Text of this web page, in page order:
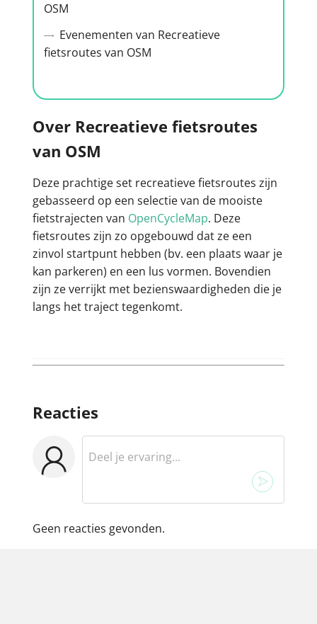
OSM
Evenementen van Recreatieve
fietsroutes van OSM
Over Recreatieve fietsroutes
van OSM
Deze prachtige set recreatieve fietsroutes zijn
gebasseerd op een selectie van de mooiste
fietstrajecten van OpenCycleMap. Deze
fietsroutes zijn zo opgebouwd dat ze een
zinvol startpunt hebben (bv. een plaats waar je
kan parkeren) en een lus vormen. Bovendien
zijn ze verrijkt met bezienswaardigheden die je
langs het traject tegenkomt.
Reacties
Geen reacties gevonden.